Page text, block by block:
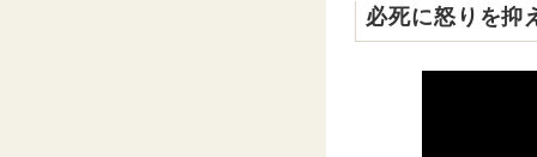
必死に怒りを